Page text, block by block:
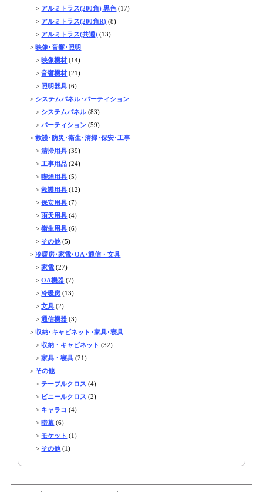
> アルミトラス(200角) 黒色 (17)
> アルミトラス(200角R) (8)
> アルミトラス(共通) (13)
>映像･音響･照明
>映像機材 (14)
>音響機材 (21)
> 照明器具 (6)
> システムパネル･パーティション
> システムパネル(83)
>パーティション (59)
>救護･防災･衛生･清掃･保安･工事
>清掃用具 (39)
> 工事用品 (24)
>喫煙用具 (5)
>救護用具 (12)
>保安用具 (7)
>雨天用具 (4)
>衛生用具 (6)
> その他(5)
>冷暖房･家電･OA･通信・文具
>家電 (27)
>OA機器 (7)
>冷暖房 (13)
>文具 (2)
>通信機器 (3)
>収納･キャビネット･家具･寝具
>収納・キャビネット (32)
>家具・寝具 (21)
> その他
>テーブルクロス (4)
> ビニールクロス (2)
> キャラコ (4)
>暗幕 (6)
>モケット (1)
> その他(1)